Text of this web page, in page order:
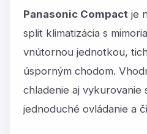
Panasonic Compact je
split klimatizácia s
vnútornou jednotkou,
úsporným chodom.
chladenie aj vykurovanie
jednoduché ovládanie a